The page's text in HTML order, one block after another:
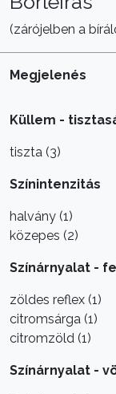
(zárójelben a
Megjelenés
Küllem -
tiszta (3)
Színintenzitás
halvány (1)
közepes (2)
Színárnyalat -
zöldes reflex (1)
citromsárga (1)
citromzöld (1)
Színárnyalat -